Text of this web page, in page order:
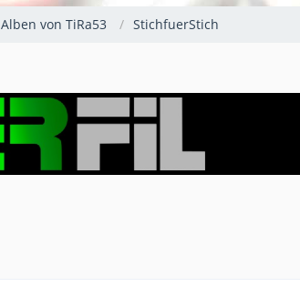
Alben von TiRa53 StichfuerStich